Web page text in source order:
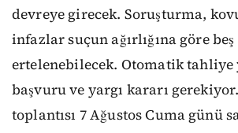
devreye girecek. Soruşturma,
infazlar suçun ağırlığına göre
ertelenebilecek. Otomatik tahliye
başvuru ve yargı kararı
toplantısı 7 Ağustos Cuma günü